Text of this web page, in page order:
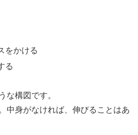
をかける
る
な構図です。
中身がなければ、伸びることはあ